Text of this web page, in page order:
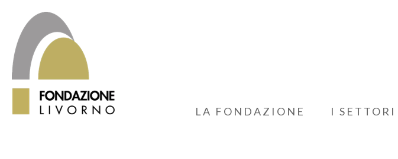
LA FONDAZIONE I SETTORI